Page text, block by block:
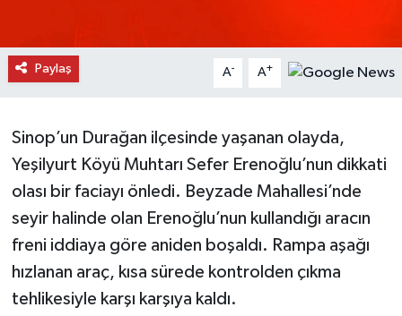
Paylaş A- A+
Sinop’un Durağan ilçesinde yaşanan olayda,
Yeşilyurt Köyü Muhtarı Sefer Erenoğlu’nun dikkati
olası bir faciayı önledi. Beyzade Mahallesi’nde
seyir halinde olan Erenoğlu’nun kullandığı aracın
freni iddiaya göre aniden boşaldı. Rampa aşağı
hızlanan araç, kısa sürede kontrolden çıkma
tehlikesiyle karşı karşıya kaldı.
İhsangazi Haberleri
Küre Haberleri
Merkez Haberleri
Pınarbaşı Haberleri
Şenpazar Haberleri